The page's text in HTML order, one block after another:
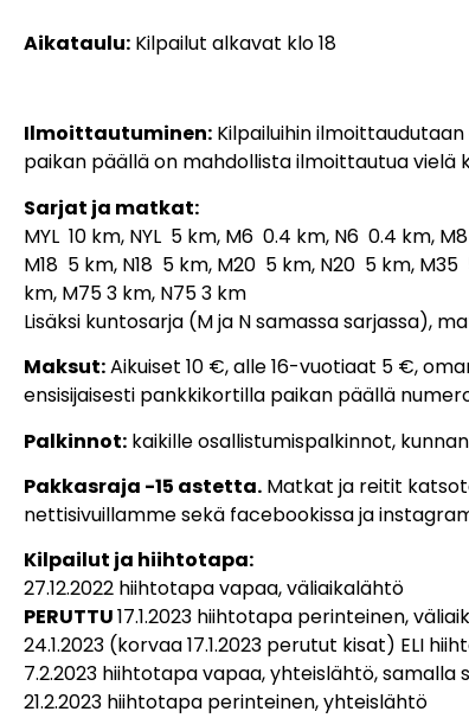
Aikataulu: Kilpailut alkavat klo 18
Ilmoittautuminen: Kilpailuihin ilmoittaudutaan
paikan päällä on mahdollista ilmoittautua vielä
Sarjat ja matkat:
MYL 10 km, NYL 5 km, M6 0.4 km, N6 0.4 km,
M18 5 km, N18 5 km, M20 5 km, N20 5 km,
km, M75 3 km, N75 3 km
Lisäksi kuntosarja (M ja N samassa sarjassa),
Maksut:Aikuiset 10 €, alle 16-vuotiaat 5 €,
ensisijaisesti pankkikortilla paikan päällä
Palkinnot: kaikille osallistumispalkinnot,
Pakkasraja -15 astetta. Matkat ja reitit
nettisivuillamme sekä facebookissa ja
Kilpailut ja hiihtotapa:
27.12.2022 hiihtotapa vapaa, väliaikalähtö
PERUTTU17.1.2023 hiihtotapa perinteinen,
24.1.2023 (korvaa 17.1.2023 perutut kisat) ELI
7.2.2023 hiihtotapa vapaa, yhteislähtö, samalla
21.2.2023 hiihtotapa perinteinen, yhteislähtö